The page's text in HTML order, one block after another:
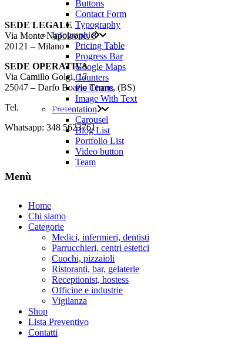
Buttons
Contact Form
Typography
Infographic
Pricing Table
Progress Bar
Google Maps
Counters
Pie Charts
Image With Text
Presentation
Carousel
Blog List
Portfolio List
Video button
Team
SEDE LEGALE
Via Monte Napoleone, 8
20121 – Milano
SEDE OPERATIVA
Via Camillo Golgi, 17
25047 – Darfo Boario Terme, (BS)
Tel.
0364.536382
Whatsapp: 348 5623761
Menù
Home
Chi siamo
Categorie
Medici, infermieri, dentisti
Parrucchieri, centri estetici
Cuochi, pizzaioli
Ristoranti, bar, gelaterie
Receptionist, hostess
Officine e industrie
Vigilanza
Shop
Lista Preventivo
Contatti